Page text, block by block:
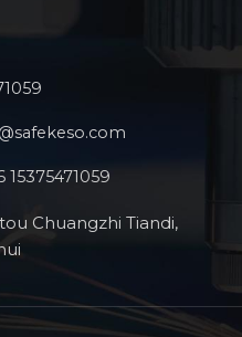
15375471059
Chuangzhi Tiandi,